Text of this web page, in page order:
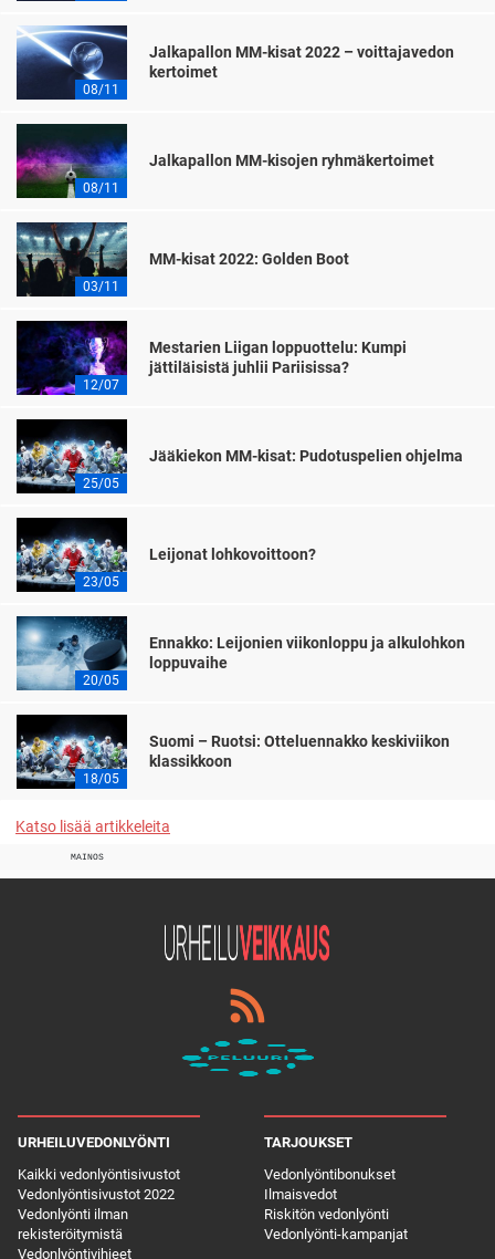
08/11
Jalkapallon MM-kisat 2022 – voittajavedon
kertoimet
08/11
Jalkapallon MM-kisojen ryhmäkertoimet
03/11
MM-kisat 2022: Golden Boot
12/07
Mestarien Liigan loppuottelu: Kumpi
jättiläisistä juhlii Pariisissa?
25/05
Jääkiekon MM-kisat: Pudotuspelien ohjelma
23/05
Leijonat lohkovoittoon?
20/05
Ennakko: Leijonien viikonloppu ja alkulohkon
loppuvaihe
18/05
Suomi – Ruotsi: Otteluennakko keskiviikon
klassikkoon
Katso lisää artikkeleita
MAINOS
URHEILUVEDONLYÖNTI
Kaikki vedonlyöntisivustot
Vedonlyöntisivustot 2022
Vedonlyönti ilman
rekisteröitymistä
Vedonlyöntivihjeet
TARJOUKSET
Vedonlyöntibonukset
Ilmaisvedot
Riskitön vedonlyönti
Vedonlyönti-kampanjat